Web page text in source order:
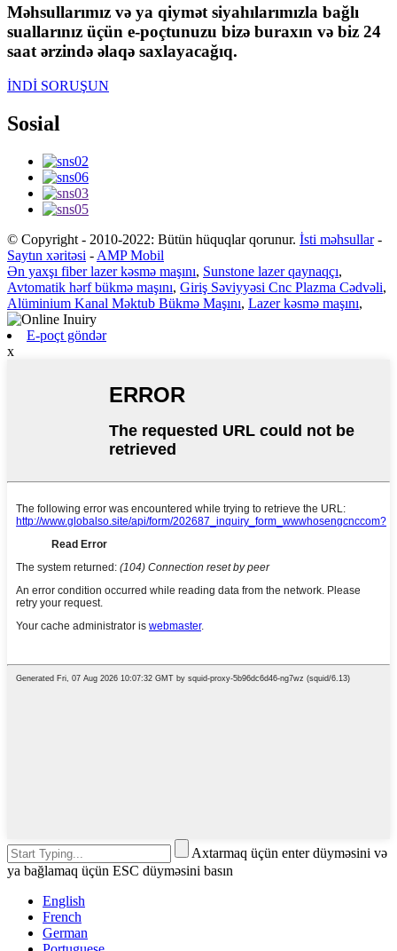
Məhsullarımız və ya qiymət siyahılarımızla bağlı
suallarınız üçün e-poçtunuzu bizə buraxın və biz 24
saat ərzində əlaqə saxlayacağıq.
İNDİ SORUŞUN
Sosial
© Copyright - 2010-2022: Bütün hüquqlar qorunur. İsti məhsullar-
Saytın xəritəsi - AMP Mobil
Ən yaxşı fiber lazer kəsmə maşını, Sunstone lazer qaynaqçı,
Avtomatik hərf bükmə maşını, Giriş Səviyyəsi Cnc Plazma Cədvəli,
Alüminium Kanal Məktub Bükmə Maşını, Lazer kəsmə maşını,
E-poçt göndər
x
Axtarmaq üçün enter düyməsini və
ya bağlamaq üçün ESC düyməsini basın
English
French
German